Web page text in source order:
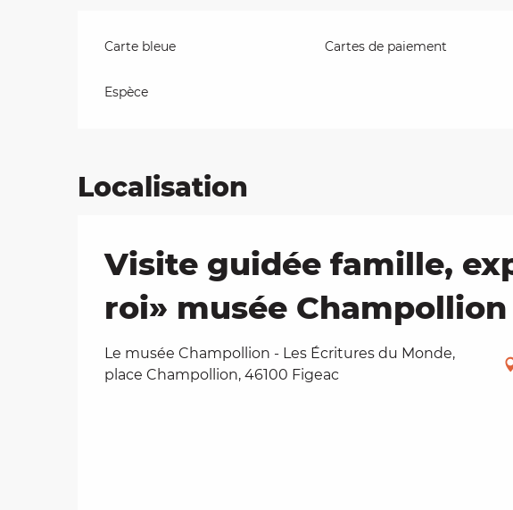
Carte bleue Cartes de paiement
Espèce
Localisation
Visite guidée famille,
roi» musée Champollion
Le musée Champollion - Les Écritures du Monde,
place Champollion, 46100 Figeac